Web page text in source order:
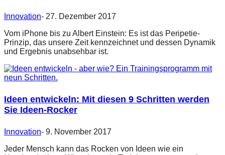
Innovation- 27. Dezember 2017
Vom iPhone bis zu Albert Einstein: Es ist das Peripetie-
Prinzip, das unsere Zeit kennzeichnet und dessen Dynamik
und Ergebnis unabsehbar ist.
Ideen entwickeln: Mit diesen 9 Schritten werden
Sie Ideen-Rocker
Innovation- 9. November 2017
Jeder Mensch kann das Rocken von Ideen wie ein